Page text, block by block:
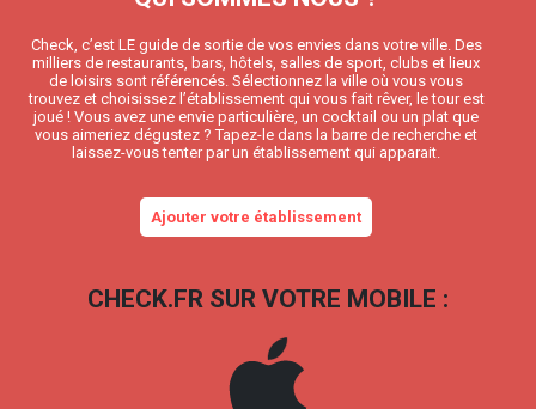
Check, c’est LE guide de sortie de vos envies dans votre ville. Des
milliers de restaurants, bars, hôtels, salles de sport, clubs et lieux
de loisirs sont référencés. Sélectionnez la ville où vous vous
trouvez et choisissez l’établissement qui vous fait rêver, le tour est
joué ! Vous avez une envie particulière, un cocktail ou un plat que
vous aimeriez dégustez ? Tapez-le dans la barre de recherche et
laissez-vous tenter par un établissement qui apparait.
Ajouter votre établissement
CHECK.FR SUR VOTRE MOBILE :